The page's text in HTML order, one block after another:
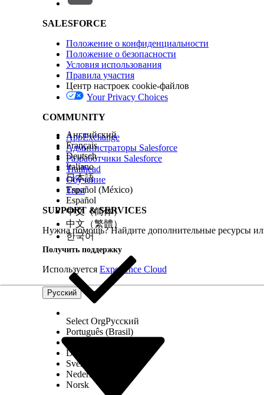
Закрыть
График Service доступен в каждой записи элемента
обслуживания ». Используйте ползунок глубины
ПримечаниеГрафик обслуживания отображает только
исходные или целевые взаимосвязи для визуализации связей
Макеты графиков обслуживания помогают
взаимосвязей можно переключить макеты для
SALESFORCE
Положение о конфиденциальности
Положение о безопасности
Условия использования
Правила участия
Центр настроек cookie-файлов
Your Privacy Choices
COMMUNITY
AppExchange
Администраторы Salesforce
Разработчики Salesforce
Trailhead
Обучение
Trust
SUPPORT & SERVICES
Нужна помощь? Найдите дополнительные ресурсы
Получить поддержку
Используется Experience Cloud
Русский
Английский
Français
Deutsch
Italiano
日本語
Español (México)
Español
中文（简体）
中文（繁體）
한국어
Select OrgРусский
Português (Brasil)
Dansk
Svenska
Nederlands
Norsk